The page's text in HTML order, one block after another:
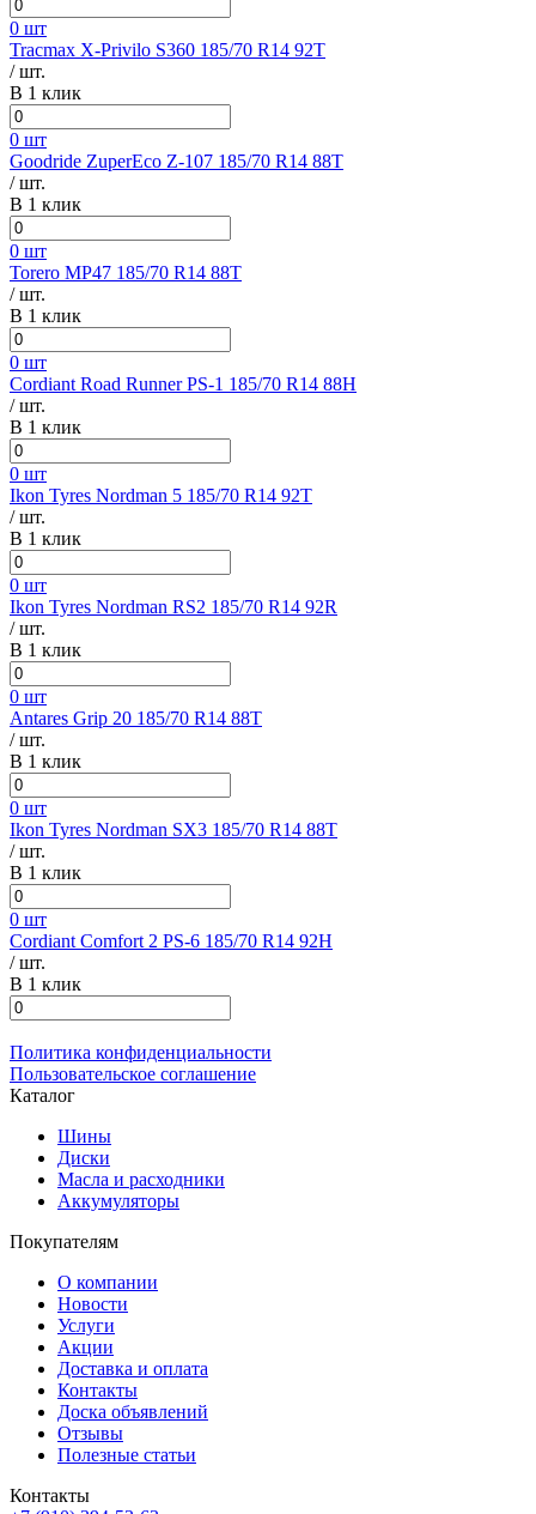
0 шт
Tracmax X-Privilo S360 185/70 R14 92T
/ шт.
В 1 клик
0 шт
Goodride ZuperEco Z-107 185/70 R14 88T
/ шт.
В 1 клик
0 шт
Torero MP47 185/70 R14 88T
/ шт.
В 1 клик
0 шт
Cordiant Road Runner PS-1 185/70 R14 88H
/ шт.
В 1 клик
0 шт
Ikon Tyres Nordman 5 185/70 R14 92T
/ шт.
В 1 клик
0 шт
Ikon Tyres Nordman RS2 185/70 R14 92R
/ шт.
В 1 клик
0 шт
Antares Grip 20 185/70 R14 88T
/ шт.
В 1 клик
0 шт
Ikon Tyres Nordman SX3 185/70 R14 88T
/ шт.
В 1 клик
0 шт
Cordiant Comfort 2 PS-6 185/70 R14 92H
/ шт.
В 1 клик
Политика конфиденциальности
Пользовательское соглашение
Каталог
Шины
Диски
Масла и расходники
Аккумуляторы
Покупателям
О компании
Новости
Услуги
Акции
Доставка и оплата
Контакты
Доска объявлений
Отзывы
Полезные статьи
Контакты